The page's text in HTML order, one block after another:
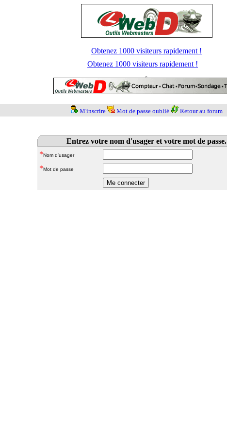
Obtenez 1000 visiteurs rapidement !
Obtenez 1000 visiteurs rapidement !
M'inscrire Mot de passe oublié Retour au forum
Entrez votre nom d'usager et votre mot de passe.
*Nom d'usager
*Mot de passe